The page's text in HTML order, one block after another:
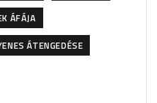
ÁFÁJA
ÁTENGEDÉSE